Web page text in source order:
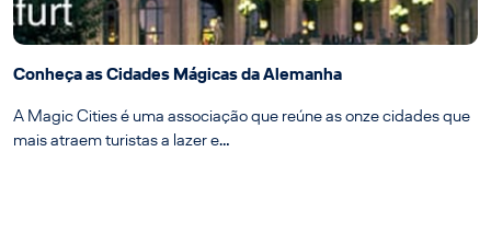
Conheça as Cidades Mágicas da Alemanha
A Magic Cities é uma associação que reúne as onze cidades que
mais atraem turistas a lazer e…